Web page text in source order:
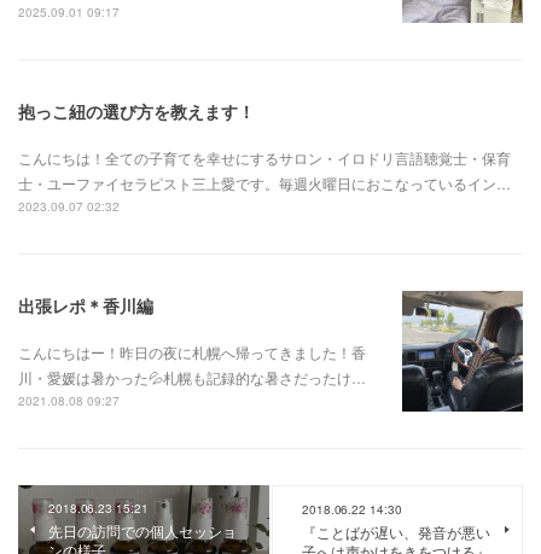
2025.09.01 09:17
抱っこ紐の選び方を教えます！
こんにちは！全ての子育てを幸せにするサロン・イロドリ言語聴覚士・保育
士・ユーファイセラピスト三上愛です。毎週火曜日におこなっているイン…
2023.09.07 02:32
出張レポ＊香川編
こんにちはー！昨日の夜に札幌へ帰ってきました！香
川・愛媛は暑かった💦札幌も記録的な暑さだったけ…
2021.08.08 09:27
2018.06.23 15:21
先日の訪問での個人セッショ
ンの様子
2018.06.22 14:30
『ことばが遅い、発音が悪い